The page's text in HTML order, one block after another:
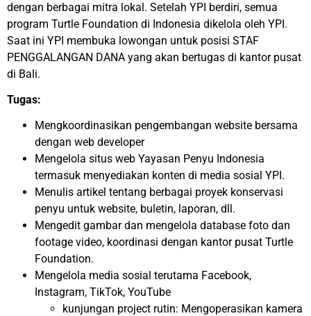
dengan berbagai mitra lokal. Setelah YPI berdiri, semua
program Turtle Foundation di Indonesia dikelola oleh YPI.
Saat ini YPI membuka lowongan untuk posisi STAF
PENGGALANGAN DANA yang akan bertugas di kantor pusat
di Bali.
Tugas:
Mengkoordinasikan pengembangan website bersama
dengan web developer
Mengelola situs web Yayasan Penyu Indonesia
termasuk menyediakan konten di media sosial YPI.
Menulis artikel tentang berbagai proyek konservasi
penyu untuk website, buletin, laporan, dll.
Mengedit gambar dan mengelola database foto dan
footage video, koordinasi dengan kantor pusat Turtle
Foundation.
Mengelola media sosial terutama Facebook,
Instagram, TikTok, YouTube
kunjungan project rutin: Mengoperasikan kamera